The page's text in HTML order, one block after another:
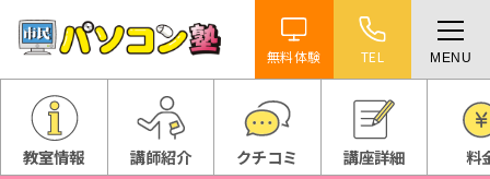
無料体験 TEL MENU
ホーム
特徴
教室情報 講師紹介 クチコミ 講座詳細 料